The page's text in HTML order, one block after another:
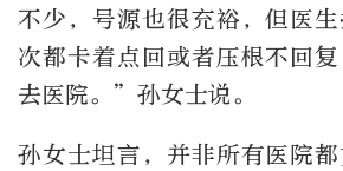
不少，号源也很充裕，但医
次都卡着点回或者压根不回
去医院。”孙女士说。
孙女士坦言，并非所有医院